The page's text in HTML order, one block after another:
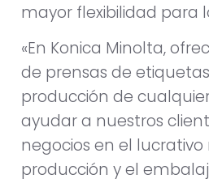
mayor flexibilidad para
«En Konica Minolta,
de prensas de
producción de
ayudar a nuestros
negocios en el
producción y el